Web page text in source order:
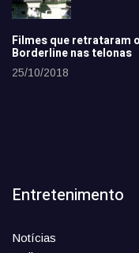
Filmes que retrataram
Borderline nas telonas
25/10/2018
Entretenimento
Notícias